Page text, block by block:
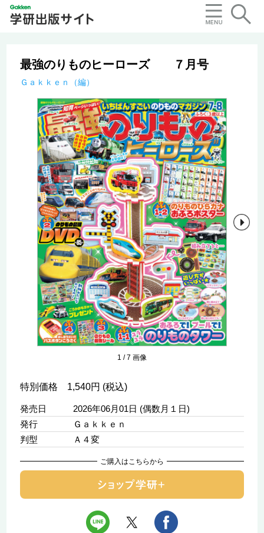
最強のりものヒーローズ ７月号
Ｇａｋｋｅｎ（編）
1 /7 画像
特別価格 1,540円 (税込)
発売日
2026年06月01日 (偶数月１日)
発行
Ｇａｋｋｅｎ
判型
Ａ４変
ご購入はこちらから